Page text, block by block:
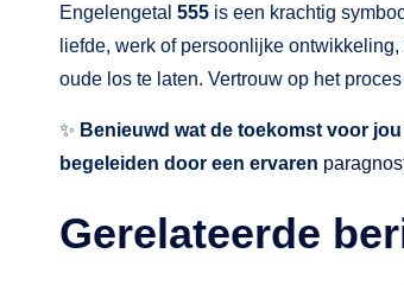
Engelengetal 555 is een krachtig
liefde, werk of persoonlijke
oude los te laten. Vertrouw op het
✨ Benieuwd wat de toekomst voor
begeleiden door een ervaren
Gerelateerde